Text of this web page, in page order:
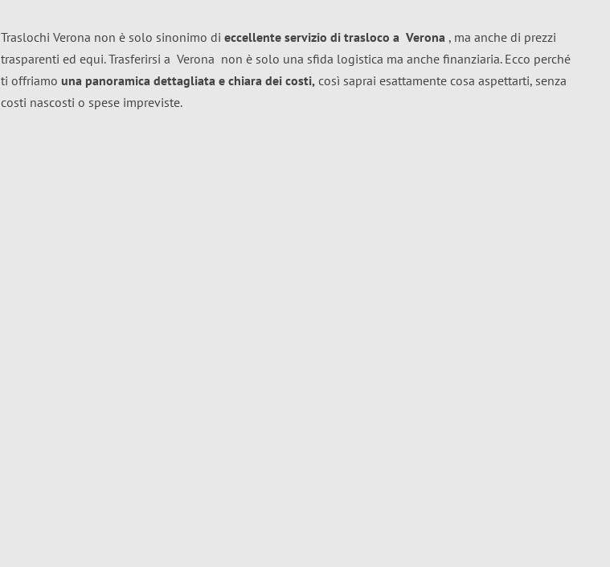
Traslochi Verona non è solo sinonimo di eccellente servizio di trasloco a Verona , ma anche di prezzi
trasparenti ed equi. Trasferirsi a Verona non è solo una sfida logistica ma anche finanziaria. Ecco perché
ti offriamo una panoramica dettagliata e chiara dei costi, così saprai esattamente cosa aspettarti, senza
costi nascosti o spese impreviste.